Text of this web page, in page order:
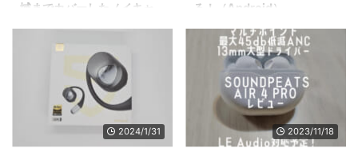
域までカバーしたノイキャ
こんにちは。ワイヤレスイヤホン
大好き、しすにし(@sysnishi)で
す。 普段は通勤時や家の中でノ
イキャンイヤホンをつけながら
日々を過ごしています。 今メイ
ンで使用しているのは
る！（Android）
無料でXiaomi Smart BandのLINE
通話着信通知を実現することが可
能な最強アプリ「Automate」を
設定方法も含めてご紹介・ご説明
します！
MacroDroidが実質有料化しまし
たがこのアプリなら無料の範囲で
使えるので余計な費用がかかりま
2024/1/31 2023/11/18